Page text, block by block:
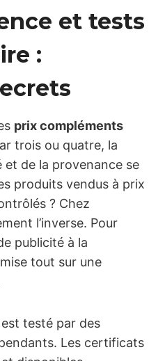
et tests
:
prix compléments
trois ou quatre, la
et de la provenance se
produits vendus à prix
? Chez
l’inverse. Pour
publicité à la
tout sur une
testé par des
Les certificats